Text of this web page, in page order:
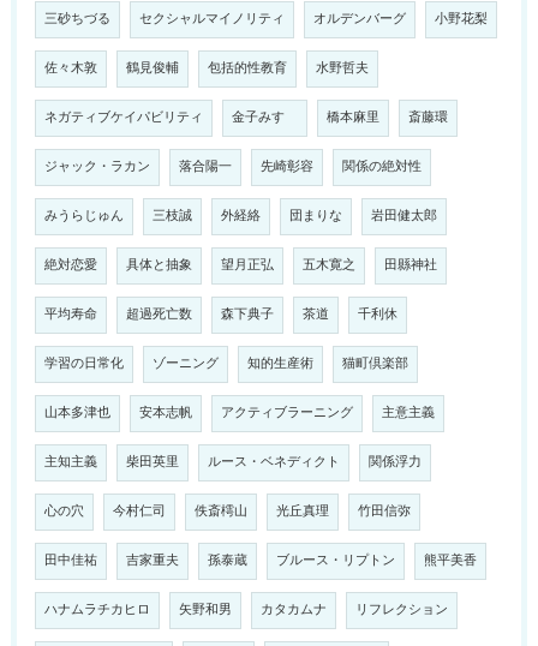
三砂ちづる セクシャルマイノリティ オルデンバーグ 小野花梨
佐々木敦 鶴見俊輔 包括的性教育 水野哲夫
ネガティブケイパビリティ 金子みすゞ 橋本麻里 斎藤環
ジャック・ラカン 落合陽一 先崎彰容 関係の絶対性
みうらじゅん 三枝誠 外経絡 団まりな 岩田健太郎
絶対恋愛 具体と抽象 望月正弘 五木寛之 田縣神社
平均寿命 超過死亡数 森下典子 茶道 千利休
学習の日常化 ゾーニング 知的生産術 猫町倶楽部
山本多津也 安本志帆 アクティブラーニング 主意主義
主知主義 柴田英里 ルース・ベネディクト 関係浮力
心の穴 今村仁司 佚斎樗山 光丘真理 竹田信弥
田中佳祐 吉家重夫 孫泰蔵 ブルース・リプトン 熊平美香
ハナムラチカヒロ 矢野和男 カタカムナ リフレクション